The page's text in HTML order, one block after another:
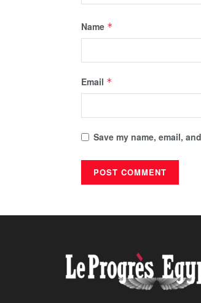
Name *
Email *
Save my name, email,